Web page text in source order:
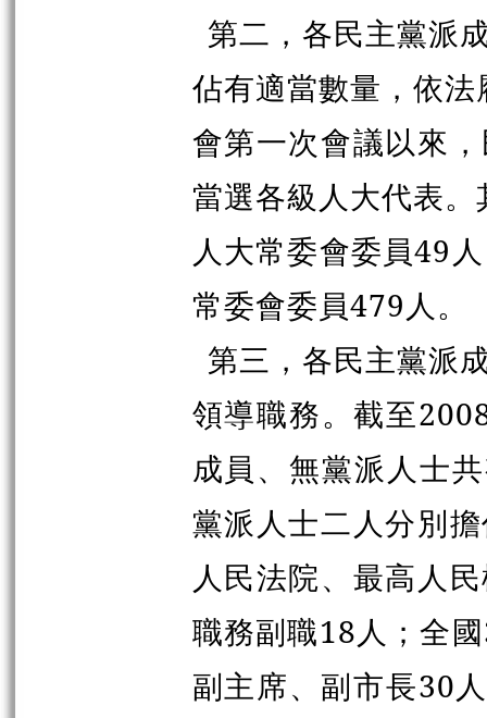
第二，各民主黨派
佔有適當數量，依
會第一次會議以來
當選各級人大代表
人大常委會委員49
常委會委員479人。
第三，各民主黨派
領導職務。截至
成員、無黨派人士
黨派人士二人分別
人民法院、最高人
職務副職18人；全
副主席、副市長30